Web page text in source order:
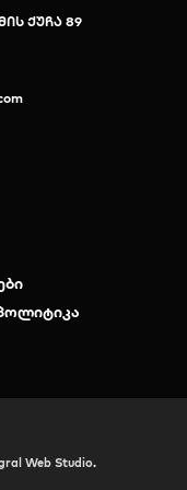
ქუჩა 89
Web Studio.